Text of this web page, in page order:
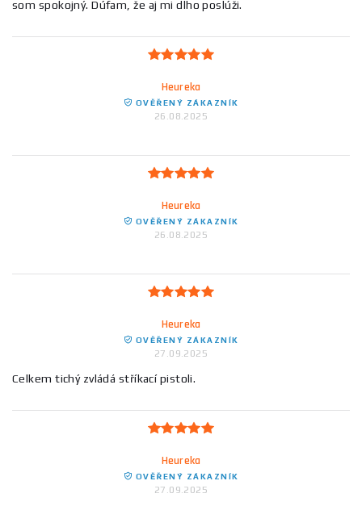
som spokojný. Dúfam, že aj mi dlho poslúži.
Heureka
OVĚŘENÝ ZÁKAZNÍK
26.08.2025
Heureka
OVĚŘENÝ ZÁKAZNÍK
26.08.2025
Heureka
OVĚŘENÝ ZÁKAZNÍK
27.09.2025
Celkem tichý zvládá stříkací pistoli.
Heureka
OVĚŘENÝ ZÁKAZNÍK
27.09.2025